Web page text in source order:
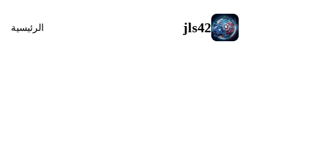
jls42 الرئيسية